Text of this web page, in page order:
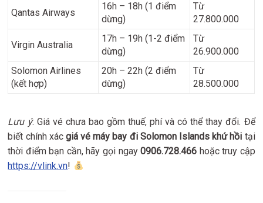
Qantas Airways
16h – 18h (1 điểm
dừng)
Từ
27.800.000
Virgin Australia
17h – 19h (1-2 điểm
dừng)
Từ
26.900.000
Solomon Airlines
(kết hợp)
20h – 22h (2 điểm
dừng)
Từ
28.500.000
Lưu ý: Giá vé chưa bao gồm thuế, phí và có thể thay đổi. Để
biết chính xác giá vé máy bay đi Solomon Islands khứ hồi tại
thời điểm bạn cần, hãy gọi ngay0906.728.466 hoặc truy cập
https://vlink.vn!